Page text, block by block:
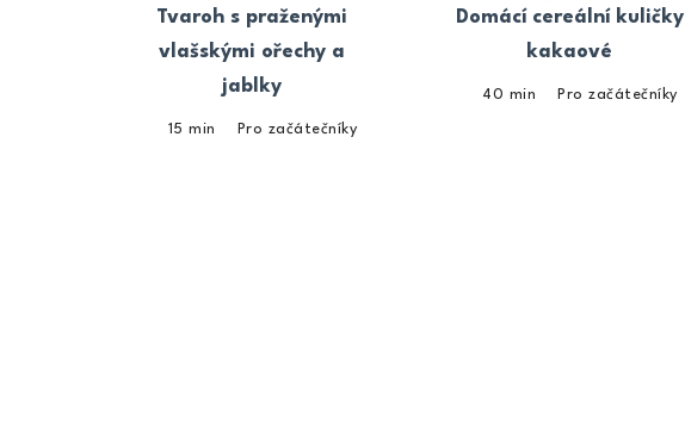
Tvaroh s praženými
vlašskými ořechy a
jablky
15 min Pro začátečníky
Domácí cereální kuličky
kakaové
40 min Pro začátečníky